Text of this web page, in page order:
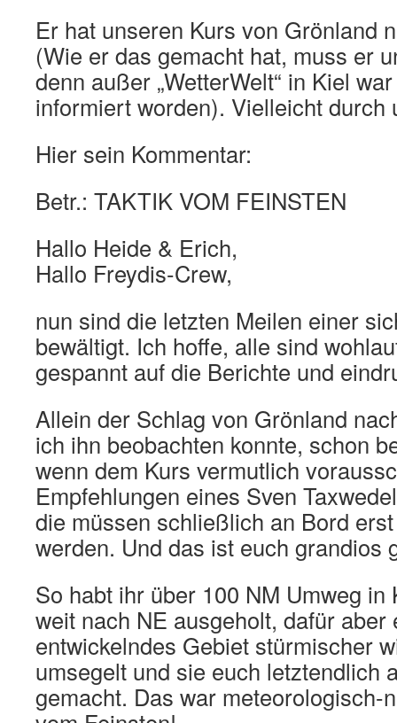
Er hat unseren Kurs von Grönland
(Wie er das gemacht hat, muss er
denn außer „WetterWelt“ in Kiel
informiert worden). Vielleicht durch
Hier sein Kommentar:
Betr.: TAKTIK VOM FEINSTEN
Hallo Heide & Erich,
Hallo Freydis-Crew,
nun sind die letzten Meilen einer
bewältigt. Ich hoffe, alle sind
gespannt auf die Berichte und
Allein der Schlag von Grönland
ich ihn beobachten konnte, schon
wenn dem Kurs vermutlich
Empfehlungen eines Sven
die müssen schließlich an Bord
werden. Und das ist euch grandios
So habt ihr über 100 NM Umweg in
weit nach NE ausgeholt, dafür aber
entwickelndes Gebiet stürmischer
umsegelt und sie euch letztendlich
gemacht. Das war meteorologisch-